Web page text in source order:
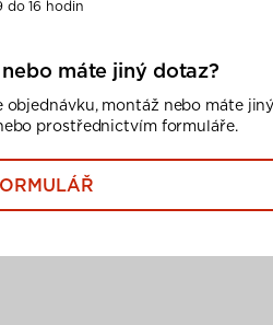
do 16 hodin
máte jiný dotaz?
montáž nebo máte jiný
prostřednictvím formuláře.